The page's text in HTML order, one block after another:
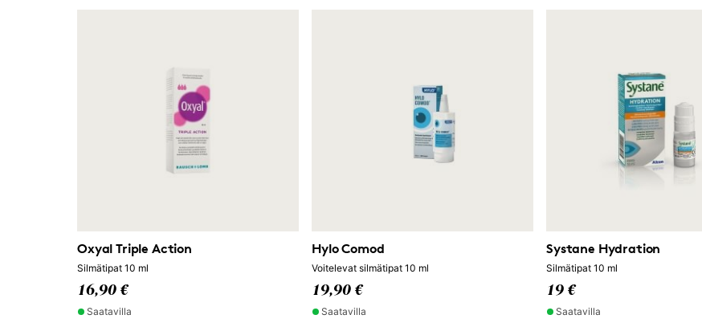
Oxyal Triple Action
Silmätipat 10 ml
16,90 €
Saatavilla
Hylo Comod
Voitelevat silmätipat 10 ml
19,90 €
Saatavilla
Systane Hydration
Silmätipat 10 ml
19 €
Saatavilla